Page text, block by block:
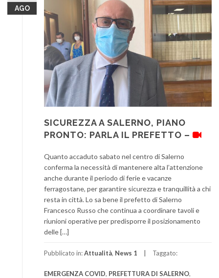
AGO
SICUREZZA A SALERNO, PIANO
PRONTO: PARLA IL PREFETTO –
Quanto accaduto sabato nel centro di Salerno
conferma la necessità di mantenere alta l’attenzione
anche durante il periodo di ferie e vacanze
ferragostane, per garantire sicurezza e tranquillità a chi
resta in città. Lo sa bene il prefetto di Salerno
Francesco Russo che continua a coordinare tavoli e
riunioni operative per predisporre il posizionamento
delle […]
Pubblicato in:Attualità, News 1 Taggato:
EMERGENZA COVID, PREFETTURA DI SALERNO,